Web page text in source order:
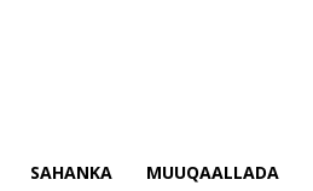
SAHANKA MUUQAALLADA